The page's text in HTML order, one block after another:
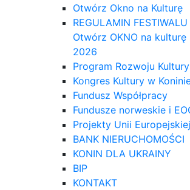
Otwórz Okno na Kulturę
REGULAMIN
Otwórz OKNO na kulturę
2026
Program Rozwoju Kultury
Kongres Kultury w
Fundusz Współpracy
Fundusze norweskie i
Projekty Unii Europejskiej
BANK NIERUCHOMOŚCI
KONIN DLA UKRAINY
BIP
KONTAKT